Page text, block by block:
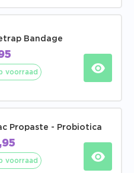
Bandage
voorraad
Propaste - Probiotica
voorraad